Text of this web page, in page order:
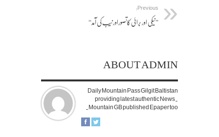
Previous:
’’نیکی اور برائی کاتصوراورنیب کی آمد‘‘
ABOUT ADMIN
Daily Mountain Pass Gilgit Baltistan
providing latest authentic News.
Mountain GB published Epaper too.